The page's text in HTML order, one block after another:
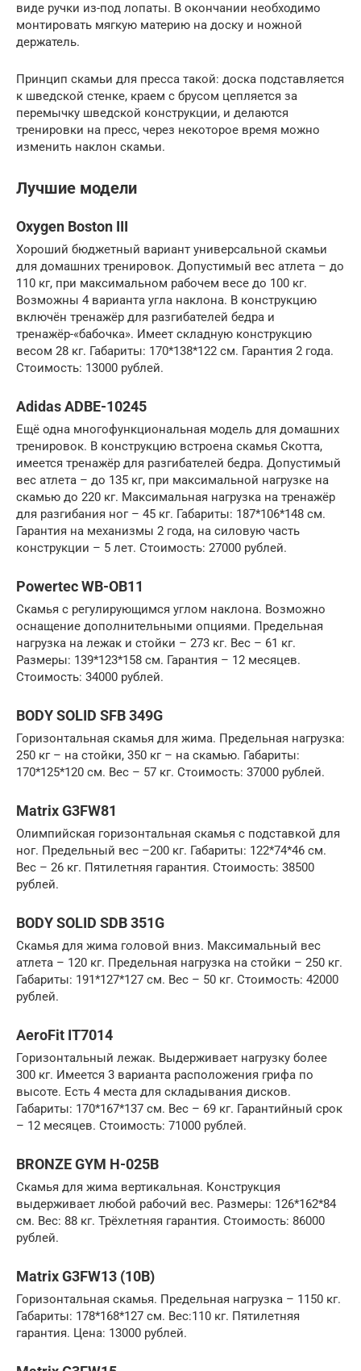
виде ручки из-под лопаты. В окончании необходимо
монтировать мягкую материю на доску и ножной
держатель.
Принцип скамьи для пресса такой: доска подставляется
к шведской стенке, краем с брусом цепляется за
перемычку шведской конструкции, и делаются
тренировки на пресс, через некоторое время можно
изменить наклон скамьи.
Лучшие модели
Oxygen Boston III
Хороший бюджетный вариант универсальной скамьи
для домашних тренировок. Допустимый вес атлета – до
110 кг, при максимальном рабочем весе до 100 кг.
Возможны 4 варианта угла наклона. В конструкцию
включён тренажёр для разгибателей бедра и
тренажёр-«бабочка». Имеет складную конструкцию
весом 28 кг. Габариты: 170*138*122 см. Гарантия 2 года.
Стоимость: 13000 рублей.
Adidas ADBE-10245
Ещё одна многофункциональная модель для домашних
тренировок. В конструкцию встроена скамья Скотта,
имеется тренажёр для разгибателей бедра. Допустимый
вес атлета – до 135 кг, при максимальной нагрузке на
скамью до 220 кг. Максимальная нагрузка на тренажёр
для разгибания ног – 45 кг. Габариты: 187*106*148 см.
Гарантия на механизмы 2 года, на силовую часть
конструкции – 5 лет. Стоимость: 27000 рублей.
Powertec WB-OB11
Скамья с регулирующимся углом наклона. Возможно
оснащение дополнительными опциями. Предельная
нагрузка на лежак и стойки – 273 кг. Вес – 61 кг.
Размеры: 139*123*158 см. Гарантия – 12 месяцев.
Стоимость: 34000 рублей.
BODY SOLID SFB 349G
Горизонтальная скамья для жима. Предельная нагрузка:
250 кг – на стойки, 350 кг – на скамью. Габариты:
170*125*120 см. Вес – 57 кг. Стоимость: 37000 рублей.
Matrix G3FW81
Олимпийская горизонтальная скамья с подставкой для
ног. Предельный вес –200 кг. Габариты: 122*74*46 см.
Вес – 26 кг. Пятилетняя гарантия. Стоимость: 38500
рублей.
BODY SOLID SDB 351G
Скамья для жима головой вниз. Максимальный вес
атлета – 120 кг. Предельная нагрузка на стойки – 250 кг.
Габариты: 191*127*127 см. Вес – 50 кг. Стоимость: 42000
рублей.
AeroFit IT7014
Горизонтальный лежак. Выдерживает нагрузку более
300 кг. Имеется 3 варианта расположения грифа по
высоте. Есть 4 места для складывания дисков.
Габариты: 170*167*137 см. Вес – 69 кг. Гарантийный срок
– 12 месяцев. Стоимость: 71000 рублей.
BRONZE GYM H-025B
Скамья для жима вертикальная. Конструкция
выдерживает любой рабочий вес. Размеры: 126*162*84
см. Вес: 88 кг. Трёхлетняя гарантия. Стоимость: 86000
рублей.
Matrix G3FW13 (10B)
Горизонтальная скамья. Предельная нагрузка – 1150 кг.
Габариты: 178*168*127 см. Вес:110 кг. Пятилетняя
гарантия. Цена: 13000 рублей.